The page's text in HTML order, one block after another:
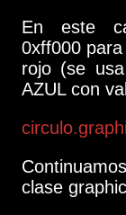
En este
0xff000
rojo (se
AZUL con
clase